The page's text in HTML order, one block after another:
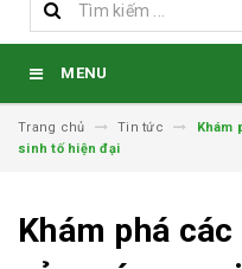
MENU
Trang chủ Tin tức
Khám
sinh tố hiện đại
Khám phá